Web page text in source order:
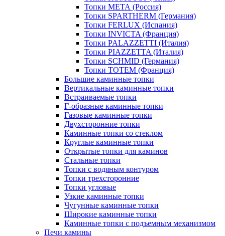
Топки МЕТА (Россия)
Топки SPARTHERM (Германия)
Топки FERLUX (Испания)
Топки INVICTA (Франция)
Топки PALAZZETTI (Италия)
Топки PIAZZETTA (Италия)
Топки SCHMID (Германия)
Топки TOTEM (Франция)
Большие каминные топки
Вертикальные каминные топки
Встраиваемые топки
Г-образные каминные топки
Газовые каминные топки
Двухсторонние топки
Каминные топки со стеклом
Круглые каминные топки
Открытые топки для каминов
Стальные топки
Топки с водяным контуром
Топки трехсторонние
Топки угловые
Узкие каминные топки
Чугунные каминные топки
Широкие каминные топки
Каминные топки с подъемным механизмом
Печи камины